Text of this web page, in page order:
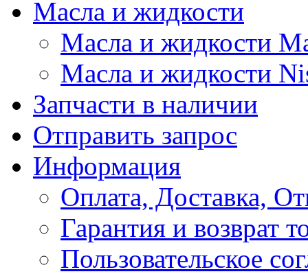
Масла и жидкости
Масла и жидкости
Масла и жидкости
Запчасти в наличии
Отправить запрос
Информация
Оплата, Доставка,
Гарантия и возврат
Пользовательское